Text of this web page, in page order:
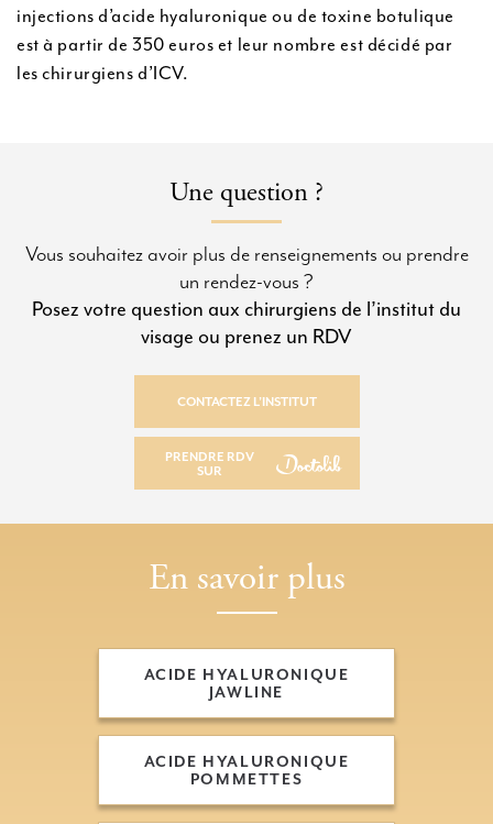
injections d’acide hyaluronique ou de toxine botulique
est à partir de 350 euros et leur nombre est décidé par
les chirurgiens d’ICV.
Une question ?
Vous souhaitez avoir plus de renseignements ou prendre
un rendez-vous ?
Posez votre question aux chirurgiens de l’institut du
visage ou prenez un RDV
CONTACTEZ L’INSTITUT
PRENDRE RDV
SUR
PRENDRE RDV SUR
En savoir plus
ACIDE HYALURONIQUE
JAWLINE
JAWLINE
ACIDE HYALURONIQUE
POMMETTES
POMMETTES